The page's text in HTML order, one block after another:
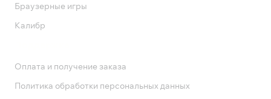
Браузерные игры
Калибр
Оплата и получение заказа
Политика обработки персональных данных